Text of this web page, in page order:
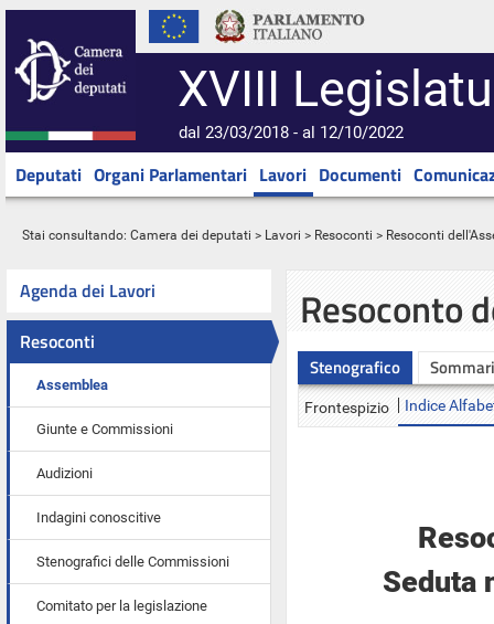
XVIII
dal 23/03/2018 - al 12/10/2022
Deputati Organi Parlamentari Lavori Documenti
Stai consultando: Camera dei deputati > Lavori > Resoconti > Resoconti
Agenda dei Lavori
Resoconti
Assemblea
Giunte e Commissioni
Audizioni
Indagini conoscitive
Stenografici delle Commissioni
Comitato per la legislazione
Resoconto
Stenografico
Frontespizio Indice
Seduta